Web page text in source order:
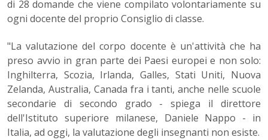
di 28 domande che viene compilato volontariamente su
ogni docente del proprio Consiglio di classe.
"La valutazione del corpo docente è un'attività che ha
preso avvio in gran parte dei Paesi europei e non solo:
Inghilterra, Scozia, Irlanda, Galles, Stati Uniti, Nuova
Zelanda, Australia, Canada fra i tanti, anche nelle scuole
secondarie di secondo grado - spiega il direttore
dell'Istituto superiore milanese, Daniele Nappo - in
Italia, ad oggi, la valutazione degli insegnanti non esiste.